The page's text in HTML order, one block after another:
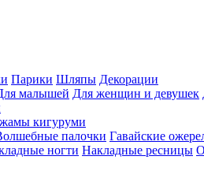
Парики Шляпы Декорации
малышей Для женщин и девушек
кигуруми
палочки Гавайские
ногти Накладные ресницы